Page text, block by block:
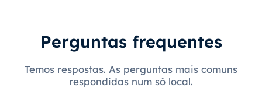
Perguntas frequentes
Temos respostas. As perguntas mais comuns
respondidas num só local.